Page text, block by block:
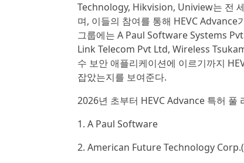
Technology, Hikvision, Uniview는 전
며, 이들의 참여를 통해 HEVC
그룹에는 A Paul Software Systems
Link Telecom Pvt Ltd, Wireless
수 보안 애플리케이션에 이르기까지
잡았는지를 보여준다.
2026년 초부터 HEVC Advance 특허 풀
1. A Paul Software
2. American Future Technology